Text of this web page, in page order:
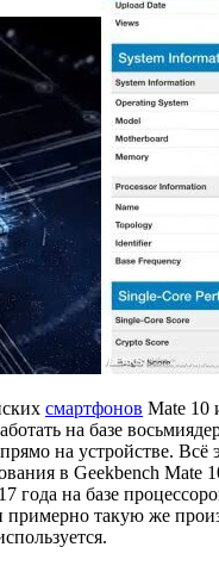
смартфонов Mate 10
на базе
на устройстве.
в Geekbench
года на базе
примерно такую же